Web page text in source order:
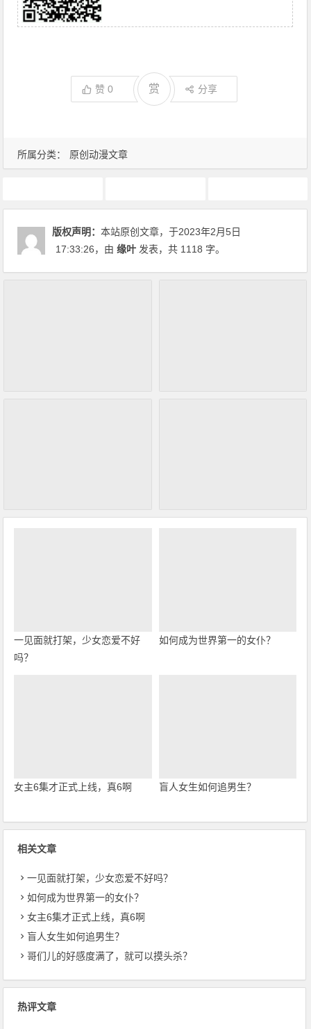
所属分类： 原创动漫文章
赞0 赏 分享
版权声明：本站原创文章，于2023年2月5日
17:33:26，由缘叶 发表，共 1118 字。
一见面就打架，少女恋爱不好
吗？
如何成为世界第一的女仆？
女主6集才正式上线，真6啊 盲人女生如何追男生？
相关文章
一见面就打架，少女恋爱不好吗？
如何成为世界第一的女仆？
女主6集才正式上线，真6啊
盲人女生如何追男生？
哥们儿的好感度满了，就可以摸头杀？
热评文章